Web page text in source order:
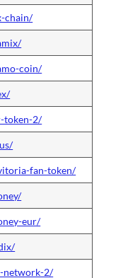
chain/
coin/
token-2/
fan-token/
eur/
network-2/